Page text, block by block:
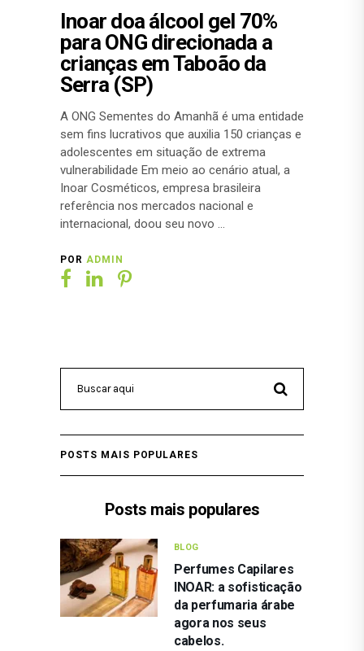
Inoar doa álcool gel 70%
para ONG direcionada a
crianças em Taboão da
Serra (SP)
A ONG Sementes do Amanhã é uma entidade
sem fins lucrativos que auxilia 150 crianças e
adolescentes em situação de extrema
vulnerabilidade Em meio ao cenário atual, a
Inoar Cosméticos, empresa brasileira
referência nos mercados nacional e
internacional, doou seu novo
POR ADMIN
POSTS MAIS POPULARES
Posts mais populares
BLOG
Perfumes Capilares
INOAR: a sofisticação
da perfumaria árabe
agora nos seus
cabelos.